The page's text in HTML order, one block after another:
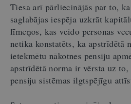
Tiesa arī pārliecinājās par to,
saglabājas iespēja uzkrāt
līmeņos, kas veido personas
netika konstatēts, ka apstrīdētā
ietekmētu nākotnes pensiju
apstrīdētā norma ir vērsta uz
pensiju sistēmas ilgtspējīgu